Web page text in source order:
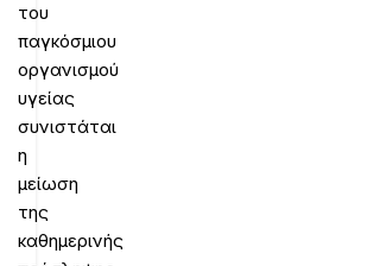
του
παγκόσμιου
οργανισμού
υγείας
συνιστάται
η
μείωση
της
καθημερινής